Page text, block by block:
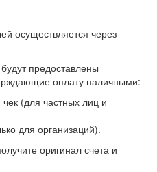
осуществляется через
предоставлены
оплату наличными:
(для частных лиц и
для организаций).
оригинал счета и